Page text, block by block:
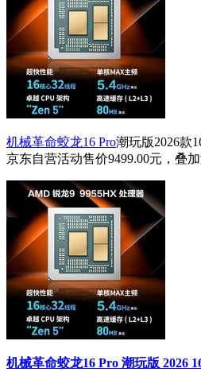
机械革命蛟龙16 Pro潮玩版2026款
京东自营活动售价9499.00元，叠
机械革命蛟龙16 Pro 潮玩版 2026